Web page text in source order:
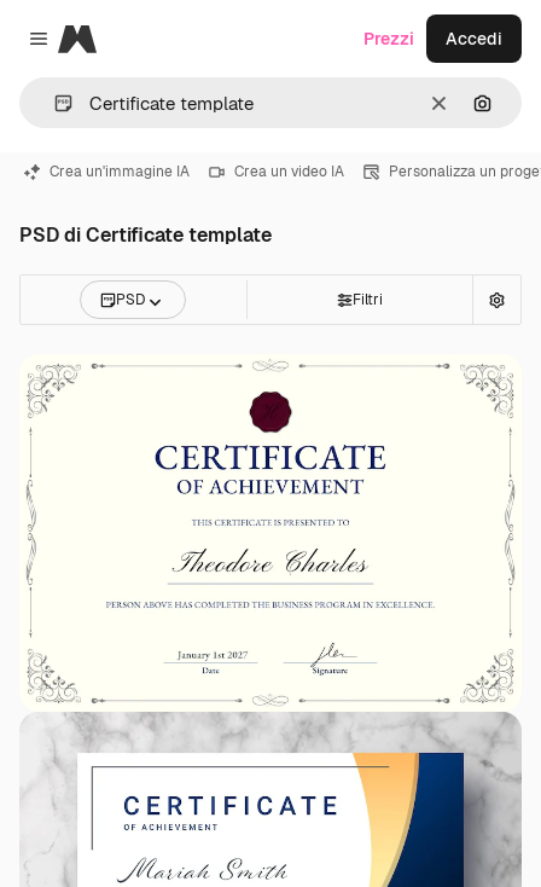
Close menu
Magnific
CancellaCerca
Prezzi Accedi
Crea un'immagine IA Crea un video IA Personalizza un
PSD di Certificate template
PSD Filtri